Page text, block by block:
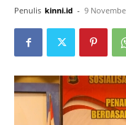
Penulis kinni.id - 9